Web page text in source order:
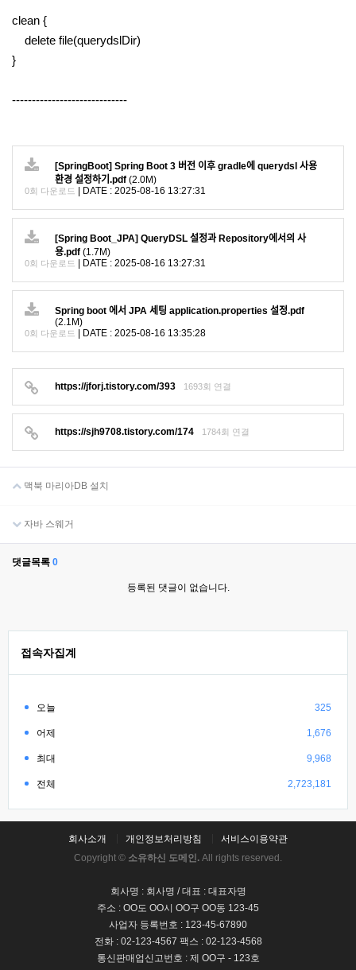
clean {
delete file(querydslDir)
}
-----------------------------
[SpringBoot] Spring Boot 3 버전 이후 gradle에 querydsl 사용
환경 설정하기.pdf (2.0M)
0회 다운로드 DATE : 2025-08-16 13:27:31
[Spring Boot_JPA] QueryDSL 설정과 Repository에서의 사
용.pdf (1.7M)
0회 다운로드 DATE : 2025-08-16 13:27:31
Spring boot 에서 JPA 세팅 application.properties 설정.pdf
(2.1M)
0회 다운로드 DATE : 2025-08-16 13:35:28
https://jforj.tistory.com/393 1693회 연결
https://sjh9708.tistory.com/174 1784회 연결
맥북 마리아DB 설치
자바 스웨거
댓글목록 0
등록된 댓글이 없습니다.
접속자집계
오늘 325
어제 1,676
최대 9,968
전체 2,723,181
회사소개 개인정보처리방침
서비스이용약관
Copyright © 소유하신 도메인. All rights reserved.
회사명 : 회사명 / 대표 : 대표자명
주소 : OO도 OO시 OO구 OO동 123-45
사업자 등록번호 : 123-45-67890
전화 : 02-123-4567 팩스 : 02-123-4568
통신판매업신고번호 : 제 OO구 - 123호